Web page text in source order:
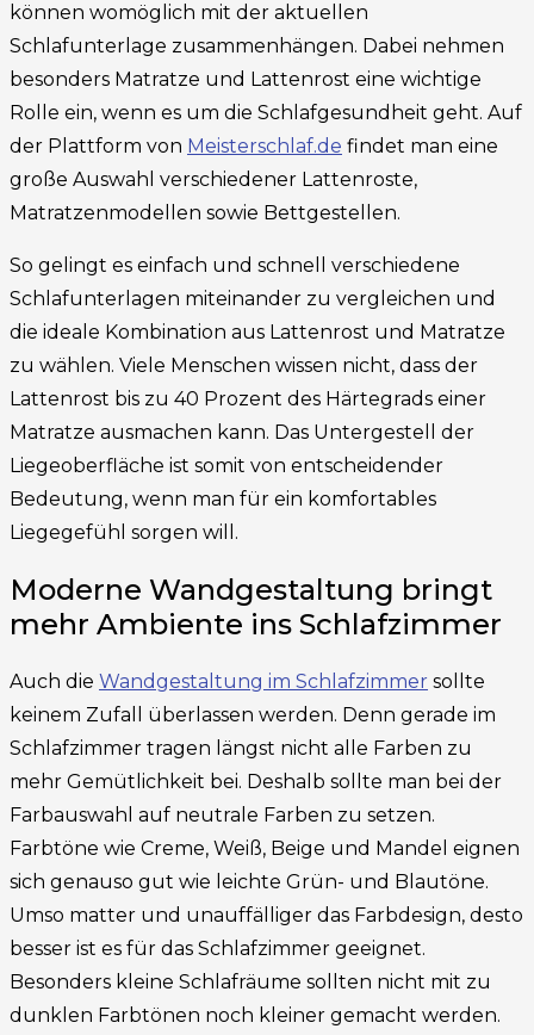
können womöglich mit der aktuellen
Schlafunterlage zusammenhängen. Dabei nehmen
besonders Matratze und Lattenrost eine wichtige
Rolle ein, wenn es um die Schlafgesundheit geht. Auf
der Plattform von Meisterschlaf.de findet man eine
große Auswahl verschiedener Lattenroste,
Matratzenmodellen sowie Bettgestellen.
So gelingt es einfach und schnell verschiedene
Schlafunterlagen miteinander zu vergleichen und
die ideale Kombination aus Lattenrost und Matratze
zu wählen. Viele Menschen wissen nicht, dass der
Lattenrost bis zu 40 Prozent des Härtegrads einer
Matratze ausmachen kann. Das Untergestell der
Liegeoberfläche ist somit von entscheidender
Bedeutung, wenn man für ein komfortables
Liegegefühl sorgen will.
Moderne Wandgestaltung bringt
mehr Ambiente ins Schlafzimmer
Auch die Wandgestaltung im Schlafzimmer sollte
keinem Zufall überlassen werden. Denn gerade im
Schlafzimmer tragen längst nicht alle Farben zu
mehr Gemütlichkeit bei. Deshalb sollte man bei der
Farbauswahl auf neutrale Farben zu setzen.
Farbtöne wie Creme, Weiß, Beige und Mandel eignen
sich genauso gut wie leichte Grün- und Blautöne.
Umso matter und unauffälliger das Farbdesign, desto
besser ist es für das Schlafzimmer geeignet.
Besonders kleine Schlafräume sollten nicht mit zu
dunklen Farbtönen noch kleiner gemacht werden.